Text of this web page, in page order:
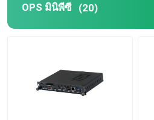
เมนบอร์ด 3.5 และ 4 นิ้ว
เมนบอร์ดไฟร์วอลล์
OPS มินิพีซี (20)